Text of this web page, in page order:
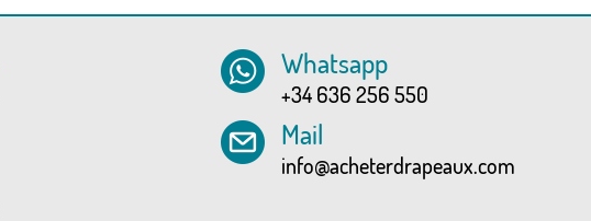
Whatsapp
+34 636 256 550
Mail
info@acheterdrapeaux.com